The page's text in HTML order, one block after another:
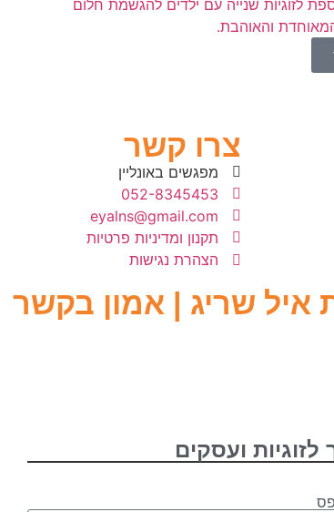
לזוגיות שנייה עם ילדים להגשמת חלום
והאוהבת.
צרו קשר
מפגשים באונליין
052-8345453
eyalns@gmail.com
תקנון ומדיניות פרטיות
הצהרת נגישות
איל שריג | אמון בקשר
לזוגיות ועסקים